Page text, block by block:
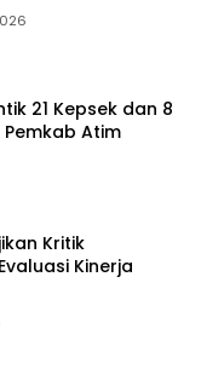
21 Kepsek dan 8
Pemkab Atim
Kritik
Kinerja